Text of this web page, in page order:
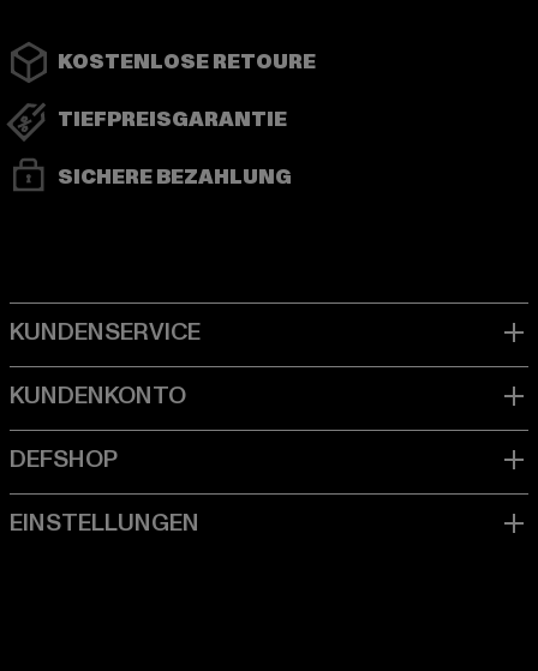
KOSTENLOSE RETOURE
TIEFPREISGARANTIE
SICHERE BEZAHLUNG